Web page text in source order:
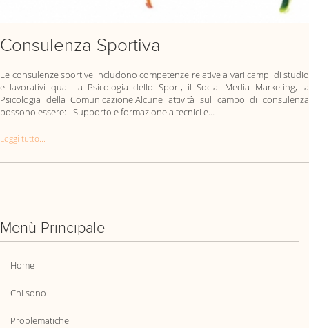
Consulenza Sportiva
Le consulenze sportive includono competenze relative a vari campi di studio
e lavorativi quali la Psicologia dello Sport, il Social Media Marketing, la
Psicologia della Comunicazione.Alcune attività sul campo di consulenza
possono essere: - Supporto e formazione a tecnici e…
Leggi tutto...
Menù Principale
Home
Chi sono
Problematiche